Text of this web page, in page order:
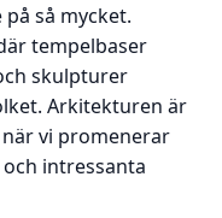
så mycket.
tempelbaser
skulpturer
Arkitekturen är
vi promenerar
intressanta